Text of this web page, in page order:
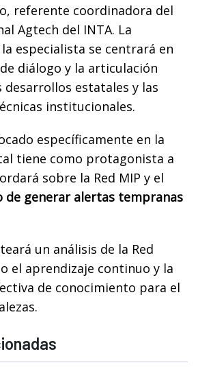
referente coordinadora del
Agtech del INTA. La
especialista se centrará en
diálogo y la articulación
estatales y las
institucionales.
específicamente en la
tiene como protagonista a
sobre la Red MIP y el
de generar alertas tempranas
un análisis de la Red
el aprendizaje continuo y la
de conocimiento para el